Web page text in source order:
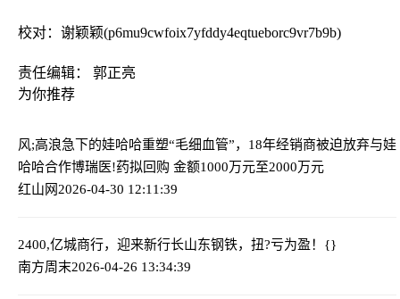
校对：谢颖颖(p6mu9cwfoix7yfddy4eqtueborc9vr7b9b)
责任编辑： 郭正亮
为你推荐
风;高浪急下的娃哈哈重塑“毛细血管”，18年经销商被迫放弃与娃
哈哈合作博瑞医!药拟回购 金额1000万元至2000万元
红山网2026-04-30 12:11:39
2400,亿城商行，迎来新行长山东钢铁，扭?亏为盈！{}
南方周末2026-04-26 13:34:39